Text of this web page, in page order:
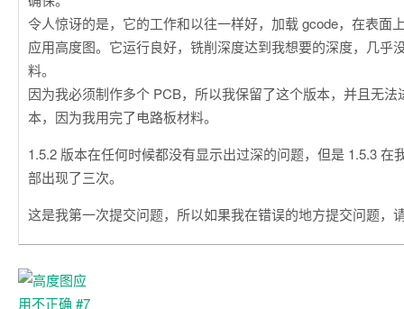
令人惊讶的是，它的工作和以往一样好，加载 gcode，在表面
应用高度图。它运行良好，铣削深度达到我想要的深度，几乎
料。
因为我必须制作多个 PCB，所以我保留了这个版本，并且无法
本，因为我用完了电路板材料。
1.5.2 版本在任何时候都没有显示出过深的问题，但是 1.5.3 在
部出现了三次。
这是我第一次提交问题，所以如果我在错误的地方提交问题，